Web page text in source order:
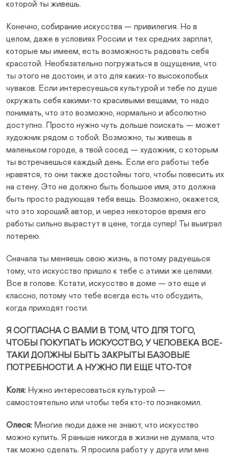
которой ты живешь.
Конечно, собирание искусства — привилегия. Но в
целом, даже в условиях России и тех средних зарплат,
которые мы имеем, есть возможность радовать себя
красотой. Необязательно погружаться в ощущение, что
ты этого не достоин, и это для каких-то высоколобых
чуваков. Если интересуешься культурой и тебе по душе
окружать себя какими-то красивыми вещами, то надо
понимать, что это возможно, нормально и абсолютно
доступно. Просто нужно чуть дольше поискать — может
художник рядом с тобой. Возможно, ты живешь в
маленьком городе, а твой сосед — художник, с которым
ты встречаешься каждый день. Если его работы тебе
нравятся, то они также достойны того, чтобы повесить их
на стену. Это не должно быть большое имя, это должна
быть просто радующая тебя вещь. Возможно, окажется,
что это хороший автор, и через некоторое время его
работы сильно вырастут в цене, тогда супер! Ты выиграл
лотерею.
Сначала ты меняешь свою жизнь, а потому радуешься
тому, что искусство пришло к тебе с этими же целями.
Все в голове. Кстати, искусство в доме — это еще и
классно, потому что тебе всегда есть что обсудить,
когда приходят гости.
Я СОГЛАСНА С ВАМИ В ТОМ, ЧТО ДЛЯ ТОГО,
ЧТОБЫ ПОКУПАТЬ ИСКУССТВО, У ЧЕЛОВЕКА ВСЕ-
ТАКИ ДОЛЖНЫ БЫТЬ ЗАКРЫТЫ БАЗОВЫЕ
ПОТРЕБНОСТИ. А НУЖНО ЛИ ЕЩЕ ЧТО-ТО?
Коля: Нужно интересоваться культурой —
самостоятельно или чтобы тебя кто-то познакомил.
Олеся: Многие люди даже не знают, что искусство
можно купить. Я раньше никогда в жизни не думала, что
так можно сделать. Я просила работу у друга или мне